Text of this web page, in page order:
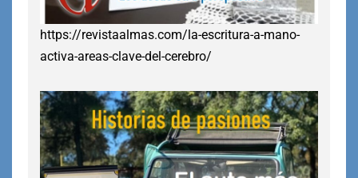
https://revistaalmas.com/la-escritura-a-mano-
activa-areas-clave-del-cerebro/